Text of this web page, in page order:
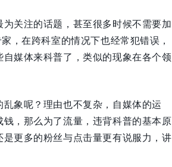
关注的话题，甚至很多时候不需要加
，在跨科室的情况下也经常犯错误，
媒体来科普了，类似的现象在各个领
象呢？理由也不复杂，自媒体的运
，那么为了流量，违背科普的基本原
更多的粉丝与点击量更有说服力，讲